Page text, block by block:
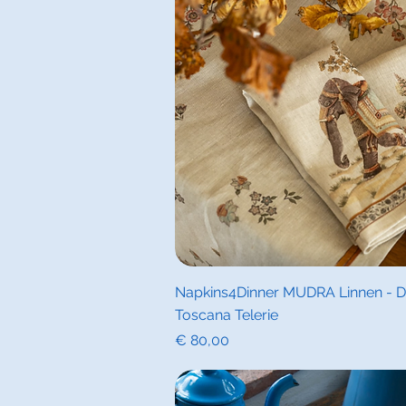
Snel
Napkins4Dinner MUDRA Linnen -
Toscana Telerie
Prijs
€ 80,00